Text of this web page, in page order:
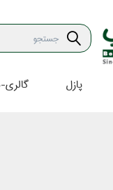
پازل